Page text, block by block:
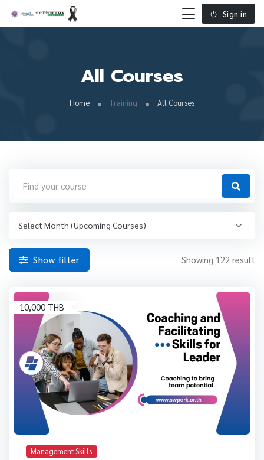
Sign in
All Courses
Home Training All Courses
Show filter Showing 122 result
10,000 THB
Management Skills